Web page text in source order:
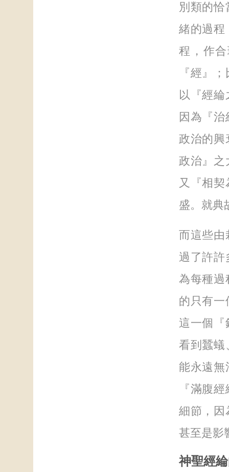
別類的
緒的過程
程，作
『經』
以『經
因為『
政治的興
政治』之
又『相
盛。就典
而這些由
過了許許
為每種過
的只有一
這一個『
看到蠶蟻
能永遠無
『滿腹
細節，因
甚至是影
神聖經